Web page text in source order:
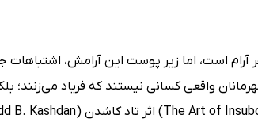
است، اما زیر پوست این آرامش، اشتباهات
واقعی کسانی نیستند که فریاد می‌زنند؛